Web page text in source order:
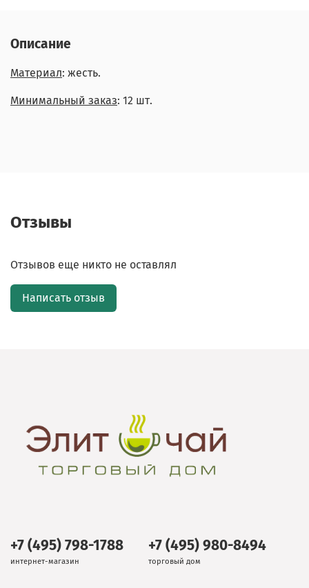
Описание
Материал: жесть.
Минимальный заказ: 12 шт.
Отзывы
Отзывов еще никто не оставлял
Написать отзыв
+7 (495) 798-1788
интернет-магазин
+7 (495) 980-8494
торговый дом